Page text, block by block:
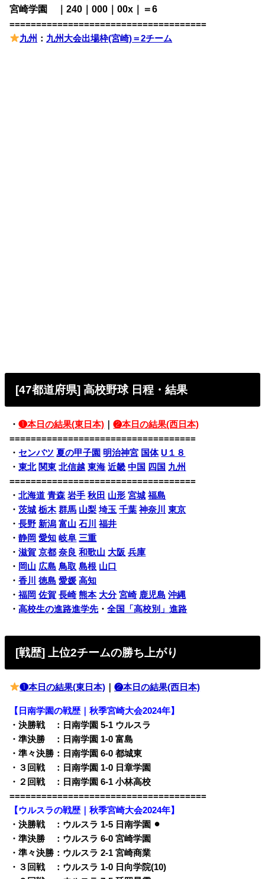
宮崎学園 ｜240｜000｜00x｜＝6
=====================================
九州 ： 九州大会出場枠(宮崎)＝2チーム
[47都道府県] 高校野球 日程・結果
・❶本日の結果(東日本) ｜❷本日の結果(西日本)
===================================
・ センバツ 夏の甲子園 明治神宮 国体 U１８
・東北 関東 北信越 東海 近畿 中国 四国 九州
===================================
・北海道 青森 岩手 秋田 山形 宮城 福島
・茨城 栃木 群馬 山梨 埼玉 千葉 神奈川
東京
・長野 新潟 富山 石川
福井
・静岡 愛知 岐阜 三重
・滋賀 京都 奈良 和歌山 大阪 兵庫
・ 岡山 広島 鳥取 島根 山口
・香川 徳島 愛媛 高知
・福岡 佐賀 長崎 熊本 大分 宮崎 鹿児島 沖縄
・高校生の進路進学先・全国「高校別」進路
[戦歴] 上位2チームの勝ち上がり
❶本日の結果(東日本) ｜❷本日の結果(西日本)
【日南学園の戦歴｜秋季宮崎大会2024年】
・決勝戦 ：日南学園 5-1 ウルスラ
・準決勝 ：日南学園 1-0 富島
・準々決勝：日南学園 6-0 都城東
・３回戦 ：日南学園 1-0 日章学園
・２回戦 ：日南学園 6-1 小林高校
=====================================
【ウルスラの戦歴｜秋季宮崎大会2024年】
・決勝戦 ：ウルスラ 1-5 日南学園 ⚫︎
・準決勝 ：ウルスラ 6-0 宮崎学園
・準々決勝：ウルスラ 2-1 宮崎商業
・３回戦 ：ウルスラ 1-0 日向学院(10)